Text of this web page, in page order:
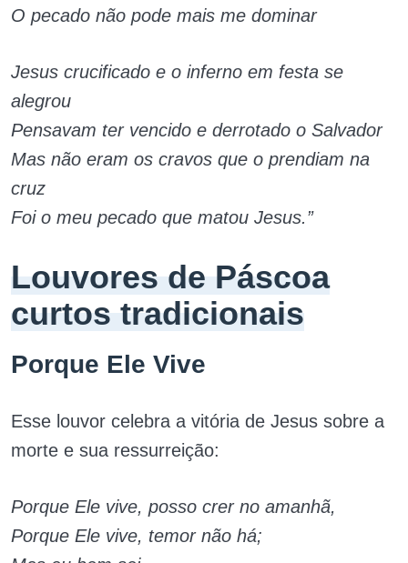
O pecado não pode mais me dominar
Jesus crucificado e o inferno em festa se
alegrou
Pensavam ter vencido e derrotado o Salvador
Mas não eram os cravos que o prendiam na
cruz
Foi o meu pecado que matou Jesus.”
Louvores de Páscoa
curtos tradicionais
Porque Ele Vive
Esse louvor celebra a vitória de Jesus sobre a
morte e sua ressurreição:
Porque Ele vive, posso crer no amanhã,
Porque Ele vive, temor não há;